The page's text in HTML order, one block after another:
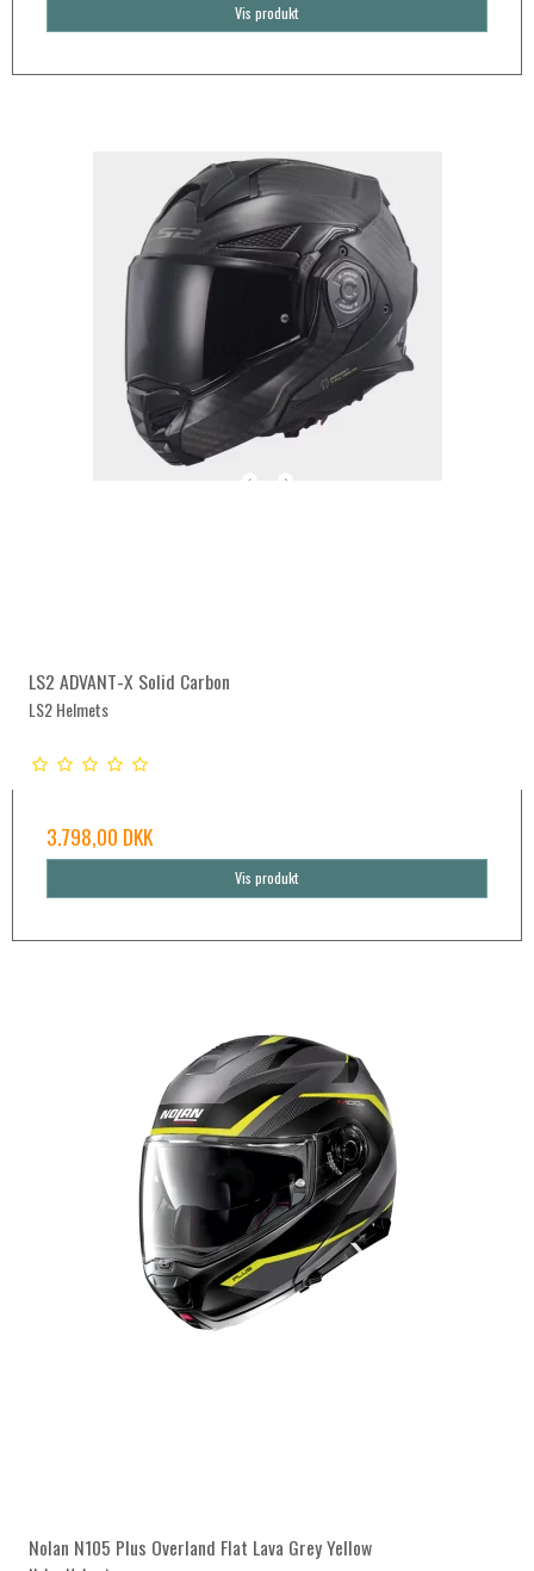
Vis produkt
LS2 ADVANT-X Solid Carbon
LS2 Helmets
3.798,00 DKK
Vis produkt
Nolan N105 Plus Overland Flat Lava Grey Yellow